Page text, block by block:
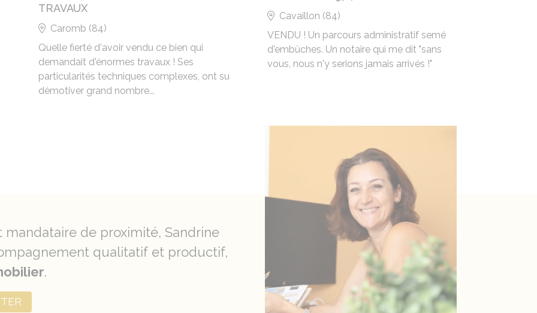
TRAVAUX
Caromb (84)
Quelle fierté d'avoir vendu ce bien qui
demandait d'énormes travaux ! Ses
particularités techniques complexes, ont su
démotiver grand nombre...
Cavaillon (84)
VENDU ! Un parcours administratif semé
d'embûches. Un notaire qui me dit "sans
vous, nous n'y serions jamais arrivés !"
mandataire de proximité, Sandrine
qualitatif et productif,
.